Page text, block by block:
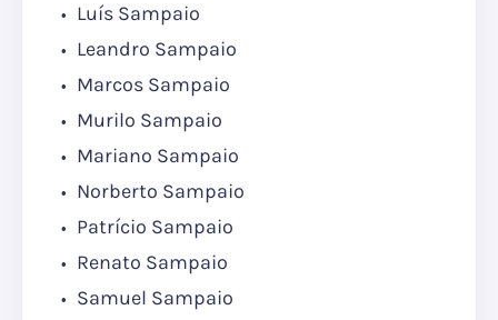
Luís Sampaio
Leandro Sampaio
Marcos Sampaio
Murilo Sampaio
Mariano Sampaio
Norberto Sampaio
Patrício Sampaio
Renato Sampaio
Samuel Sampaio